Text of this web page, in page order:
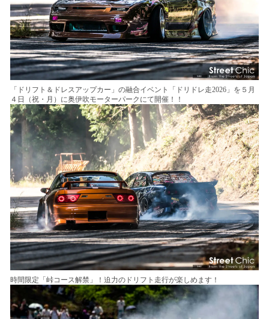
「ドリフト＆ドレスアップカー」の融合イベント「ドリドレ走2026」を５月
４日（祝・月）に奥伊吹モーターパークにて開催！！
時間限定「峠コース解禁」！迫力のドリフト走行が楽しめます！